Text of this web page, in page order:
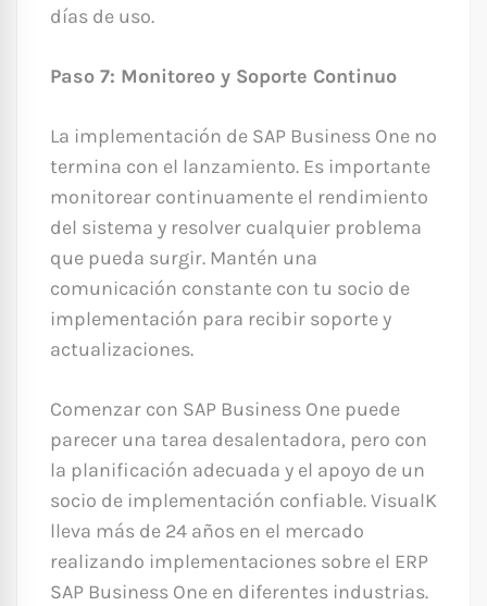
días de uso.
Paso 7: Monitoreo y Soporte Continuo
La implementación de SAP Business One no
termina con el lanzamiento. Es importante
monitorear continuamente el rendimiento
del sistema y resolver cualquier problema
que pueda surgir. Mantén una
comunicación constante con tu socio de
implementación para recibir soporte y
actualizaciones.
Comenzar con SAP Business One puede
parecer una tarea desalentadora, pero con
la planificación adecuada y el apoyo de un
socio de implementación confiable. VisualK
lleva más de 24 años en el mercado
realizando implementaciones sobre el ERP
SAP Business One en diferentes industrias.